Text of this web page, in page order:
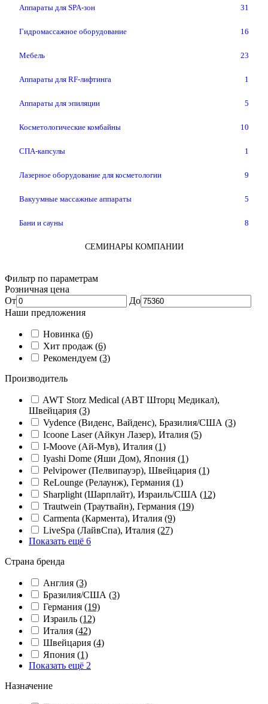
Аппараты для SPA-зон 31
Гидромассажное оборудование 16
Мебель 23
Аппараты для RF-лифтинга 1
Аппараты для эпиляции 5
Косметологические комбайны 10
СПА-капсулы 1
Лазерное оборудование для косметологии 9
Вакуумные массажные аппараты 5
Бани и сауны 8
СЕМИНАРЫ КОМПАНИИ
Фильтр по параметрам
Розничная цена
От
До
Наши предложения
Новинка (6)
Хит продаж (6)
Рекомендуем (3)
Производитель
AWT Storz Medical (АВТ Шторц Медикал),
Швейцария (3)
Vydence (Виденс, Вайденс), Бразилия/США (3)
Icoone Laser (Айкун Лазер), Италия (5)
I-Moove (Ай-Мув), Италия (1)
Iyashi Dome (Яши Дом), Япония (1)
Pelvipower (Пелвипауэр), Швейцария (1)
ReLounge (Релаунж), Германия (1)
Sharplight (Шарплайт), Израиль/США (12)
Trautwein (Траутвайн), Германия (19)
Carmenta (Кармента), Италия (9)
LiveSpa (ЛайвСпа), Италия (27)
Показать ещё 6
Страна бренда
Англия (3)
Бразилия/США (3)
Германия (19)
Израиль (12)
Италия (42)
Швейцария (4)
Япония (1)
Показать ещё 2
Назначение